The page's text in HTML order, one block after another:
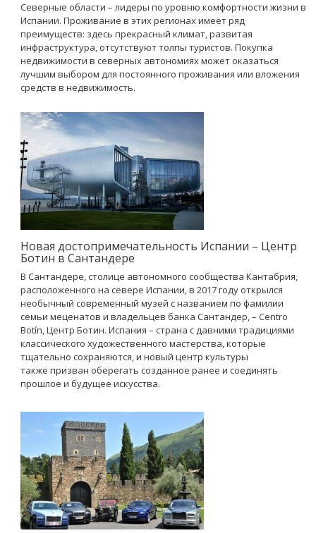
Северные области – лидеры по уровню комфортности жизни в
Испании. Проживание в этих регионах имеет ряд
преимуществ: здесь прекрасный климат, развитая
инфраструктура, отсутствуют толпы туристов. Покупка
недвижимости в северных автономиях может оказаться
лучшим выбором для постоянного проживания или вложения
средств в недвижимость.
Новая достопримечательность Испании – Центр
Ботин в Сантандере
В Сантандере, столице автономного сообщества Кантабрия,
расположенного на севере Испании, в 2017 году открылся
необычный современный музей с названием по фамилии
семьи меценатов и владельцев банка Сантандер, – Centro
Botín, Центр Ботин. Испания – страна с давними традициями
классического художественного мастерства, которые
тщательно сохраняются, и новый центр культуры
также призван оберегать созданное ранее и соединять
прошлое и будущее искусства.